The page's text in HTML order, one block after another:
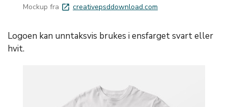
Mockup fra launch creativepsddownload.com
Logoen kan unntaksvis brukes i ensfarget svart eller
hvit.